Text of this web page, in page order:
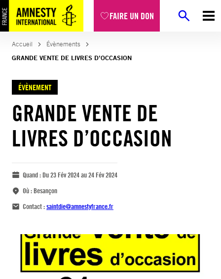
FAIRE UN DON
Accueil
Évènements
GRANDE VENTE DE LIVRES D’OCCASION
ÉVÈNEMENT
GRANDE VENTE DE
LIVRES D’OCCASION
Quand :Du 23 Fév 2024 au 24 Fév 2024
Où :Besançon
Contact :saintdie@amnestyfrance.fr